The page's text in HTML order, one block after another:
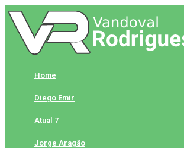
Skip
to
content
Home
Diego Emir
Atual 7
Jorge Aragão